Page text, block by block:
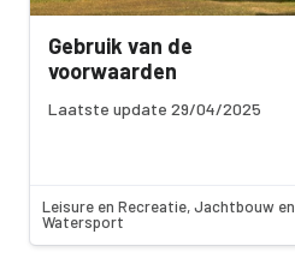
Gebruik van de
voorwaarden
Laatste update 29/04/2025
Leisure en Recreatie, Jachtbouw en
Watersport